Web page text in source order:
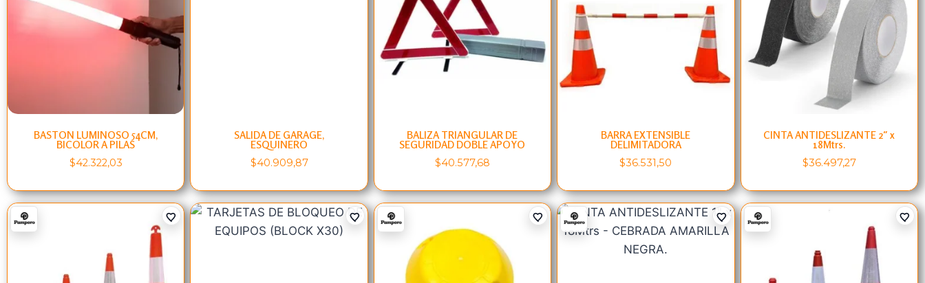
BASTON LUMINOSO 54CM,
BICOLOR A PILAS
$42.322,03
SALIDA DE GARAGE,
ESQUINERO
$40.909,87
BALIZA TRIANGULAR DE
SEGURIDAD DOBLE APOYO
$40.577,68
BARRA EXTENSIBLE
DELIMITADORA
$36.531,50
CINTA ANTIDESLIZANTE 2″ x
18Mtrs.
$36.497,27